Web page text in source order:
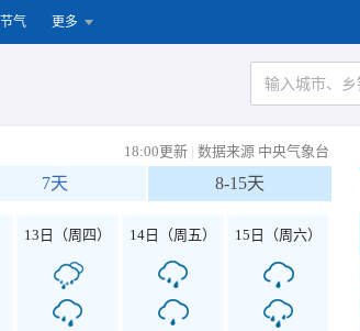
节气 更多
18:00更新 | 数据来源 中央气象台
7天 8-15天
13日（周四） 14日（周五） 15日（周六）